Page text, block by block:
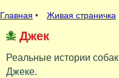
Главная • Живая страничка
Джек
Реальные истории
Джеке.